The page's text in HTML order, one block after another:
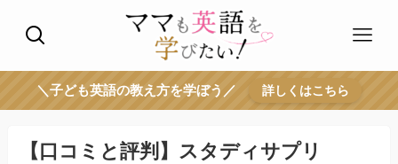
＼子ども英語の教え方を学ぼう／ 詳しくはこちら
【口コミと評判】スタディサプリ